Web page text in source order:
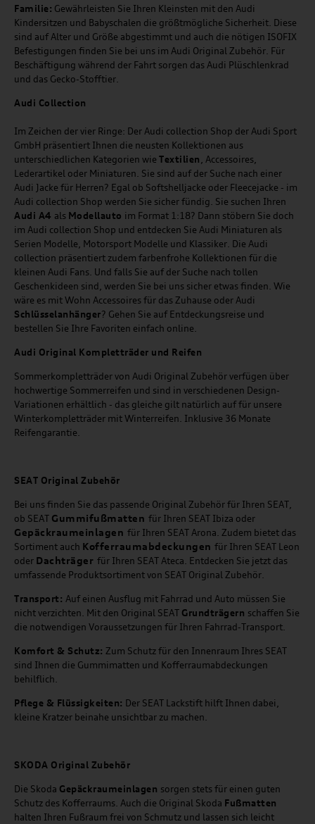
Familie: Gewährleisten Sie Ihren Kleinsten mit den Audi
Kindersitzen und Babyschalen die größtmögliche Sicherheit. Diese
sind auf Alter und Größe abgestimmt und auch die nötigen ISOFIX
Befestigungen finden Sie bei uns im Audi Original Zubehör. Für
Beschäftigung während der Fahrt sorgen das Audi Plüschlenkrad
und das Gecko-Stofftier.
Audi Collection
Im Zeichen der vier Ringe: Der Audi collection Shop der Audi Sport
GmbH präsentiert Ihnen die neusten Kollektionen aus
unterschiedlichen Kategorien wie Textilien, Accessoires,
Lederartikel oder Miniaturen. Sie sind auf der Suche nach einer
Audi Jacke für Herren? Egal ob Softshelljacke oder Fleecejacke - im
Audi collection Shop werden Sie sicher fündig. Sie suchen Ihren
Audi A4 als Modellauto im Format 1:18? Dann stöbern Sie doch
im Audi collection Shop und entdecken Sie Audi Miniaturen als
Serien Modelle, Motorsport Modelle und Klassiker. Die Audi
collection präsentiert zudem farbenfrohe Kollektionen für die
kleinen Audi Fans. Und falls Sie auf der Suche nach tollen
Geschenkideen sind, werden Sie bei uns sicher etwas finden. Wie
wäre es mit Wohn Accessoires für das Zuhause oder Audi
Schlüsselanhänger? Gehen Sie auf Entdeckungsreise und
bestellen Sie Ihre Favoriten einfach online.
Audi Original Kompletträder und Reifen
Sommerkompletträder von Audi Original Zubehör verfügen über
hochwertige Sommerreifen und sind in verschiedenen Design-
Variationen erhältlich - das gleiche gilt natürlich auf für unsere
Winterkompletträder mit Winterreifen. Inklusive 36 Monate
Reifengarantie.
SEAT Original Zubehör
Bei uns finden Sie das passende Original Zubehör für Ihren SEAT,
ob SEAT Gummifußmatten für Ihren SEAT Ibiza oder
Gepäckraumeinlagen für Ihren SEAT Arona. Zudem bietet das
Sortiment auch Kofferraumabdeckungen für Ihren SEAT Leon
oder Dachträger für Ihren SEAT Ateca. Entdecken Sie jetzt das
umfassende Produktsortiment von SEAT Original Zubehör.
Transport: Auf einen Ausflug mit Fahrrad und Auto müssen Sie
nicht verzichten. Mit den Original SEAT Grundträgern schaffen Sie
die notwendigen Voraussetzungen für Ihren Fahrrad-Transport.
Komfort & Schutz: Zum Schutz für den Innenraum Ihres SEAT
sind Ihnen die Gummimatten und Kofferraumabdeckungen
behilflich.
Pflege & Flüssigkeiten: Der SEAT Lackstift hilft Ihnen dabei,
kleine Kratzer beinahe unsichtbar zu machen.
SKODA Original Zubehör
Die Skoda Gepäckraumeinlagen sorgen stets für einen guten
Schutz des Kofferraums. Auch die Original Skoda Fußmatten
halten Ihren Fußraum frei von Schmutz und lassen sich leicht